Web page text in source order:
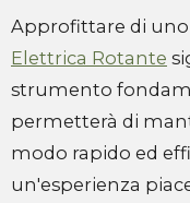
Approfittare di uno
Elettrica Rotante
strumento
permetterà di
modo rapido ed
un'esperienza